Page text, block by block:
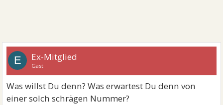
E Ex-Mitglied
Gast
Was willst Du denn? Was erwartest Du denn von
einer solch schrägen Nummer?